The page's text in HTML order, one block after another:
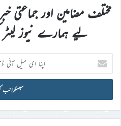
مختلف مضامین اور
لیے ہمارے نیوز
اپنا
ای
میل
ڈی
درج
کریں